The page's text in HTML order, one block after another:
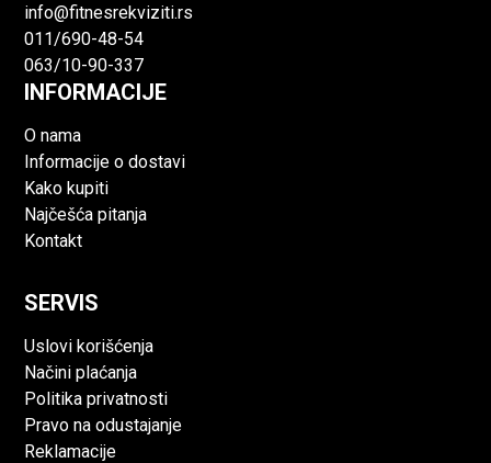
info@fitnesrekviziti.rs
011/690-48-54
063/10-90-337
INFORMACIJE
O nama
Informacije o dostavi
Kako kupiti
Najčešća pitanja
Kontakt
SERVIS
Uslovi korišćenja
Načini plaćanja
Politika privatnosti
Pravo na odustajanje
Reklamacije